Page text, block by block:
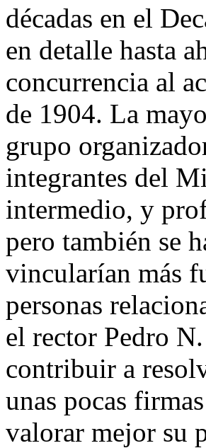
décadas en el
en detalle hasta
concurrencia al
de 1904. La
grupo
integrantes del
intermedio, y
pero también se
vincularían más
personas
el rector Pedro
contribuir a
unas pocas
valorar mejor su